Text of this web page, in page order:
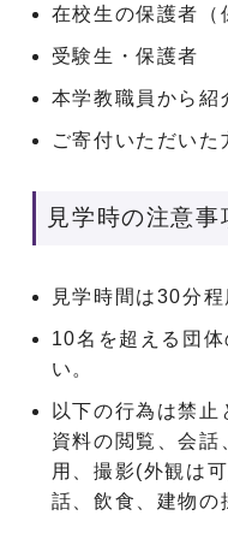
在校生の保護者（
受験生・保護者
本学教職員から紹
ご寄付いただいた
見学時の注意事
見学時間は30分程
10名を超える団
い。
以下の行為は禁止
資料の閲覧、会話
用、撮影(外観は
話、飲食、建物の